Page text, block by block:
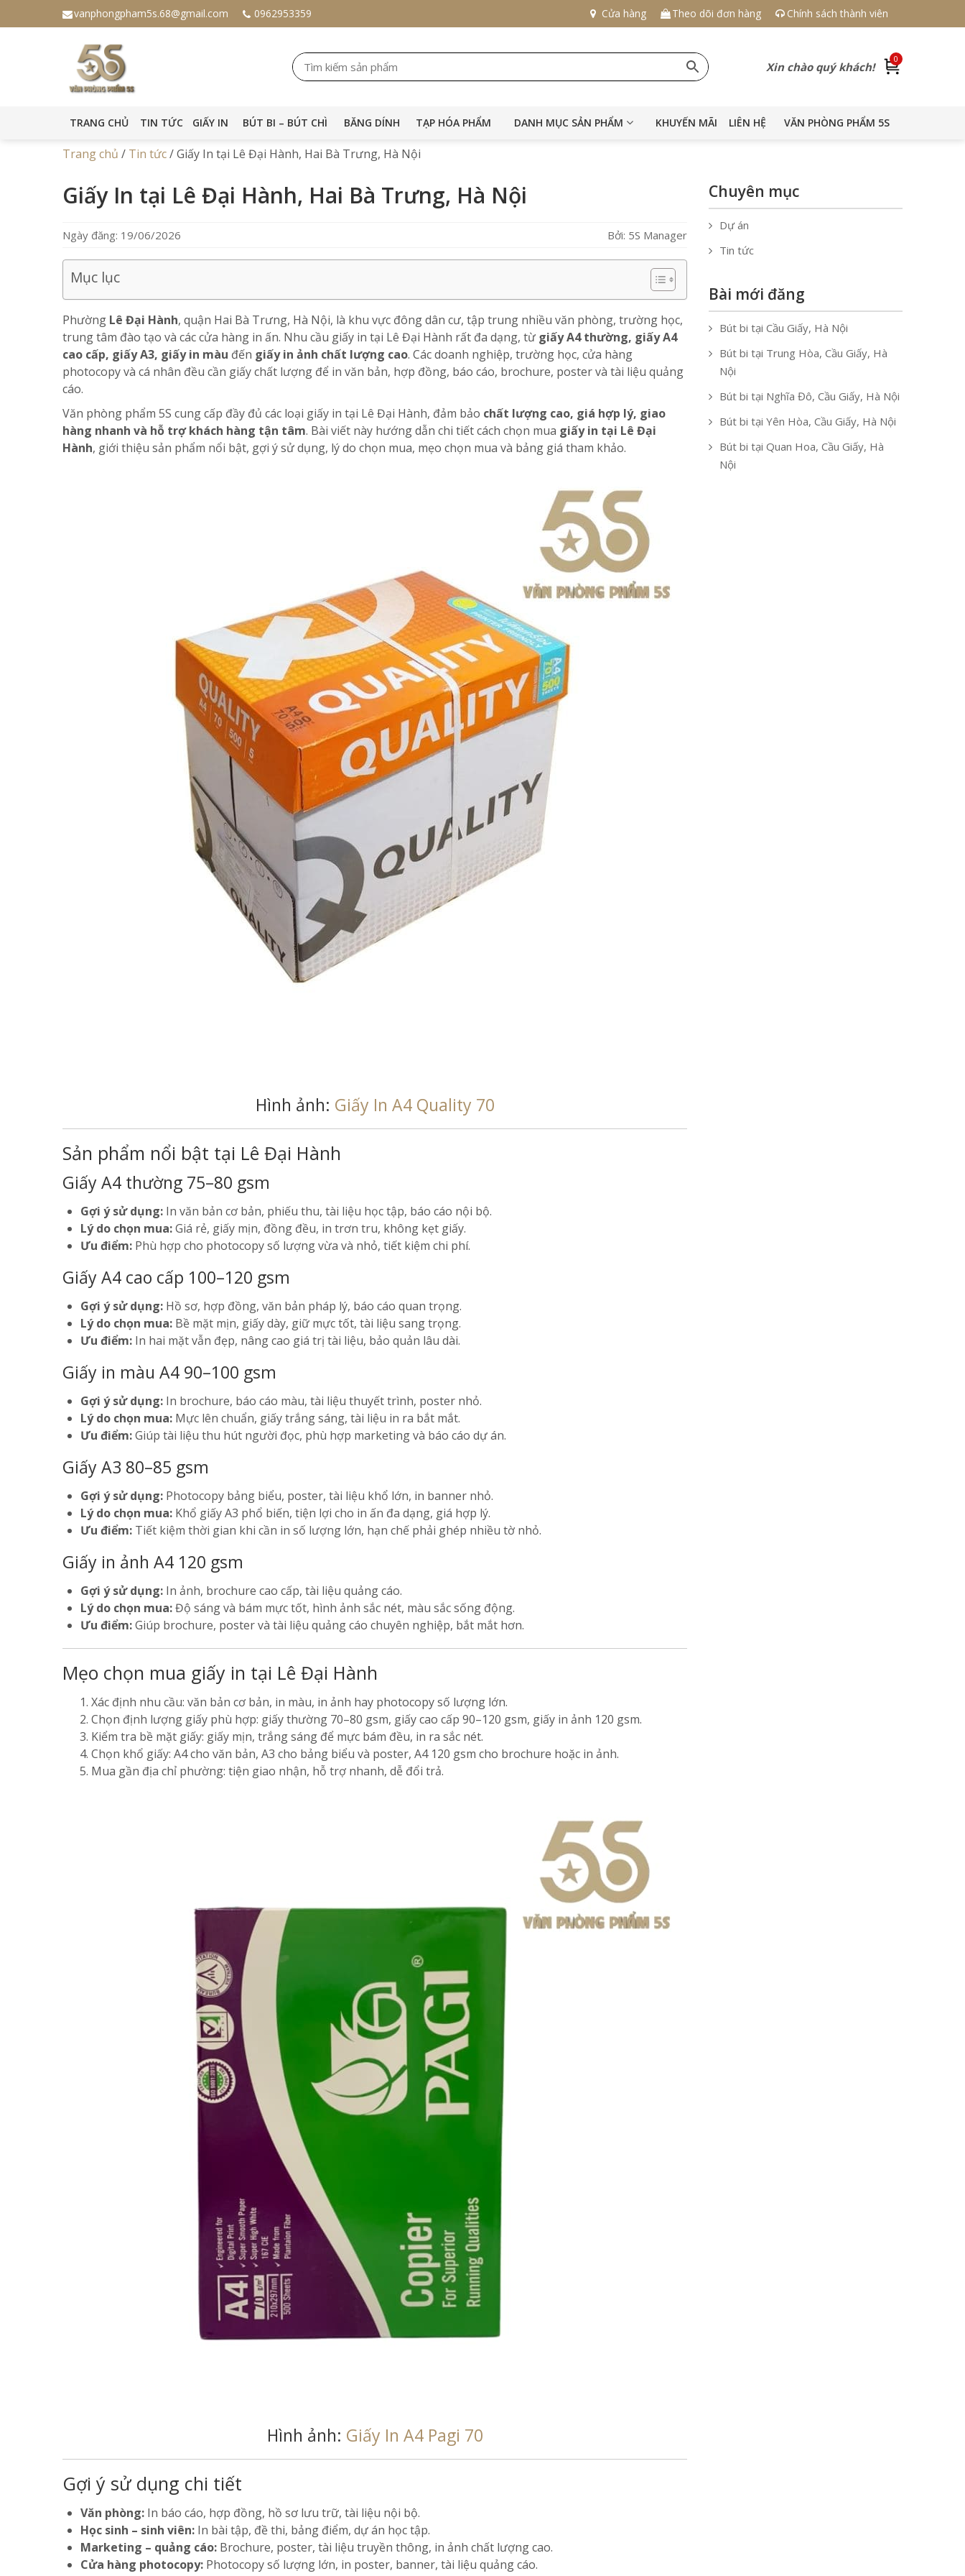
vanphongpham5s.68@gmail.com 0962953359 Cửa hàng Theo dõi đơn hàng Chính sách thành viên
Xin chào quý khách!
0
TRANG CHỦ TIN TỨC GIẤY IN BÚT BI – BÚT CHÌ BĂNG DÍNH TẠP HÓA PHẨM DANH MỤC SẢN PHẨM KHUYẾN MÃI LIÊN HỆ VĂN PHÒNG PHẨM 5S
Trang chủ / Tin tức/Giấy In tại Lê Đại Hành, Hai Bà Trưng, Hà Nội
Giấy In tại Lê Đại Hành, Hai Bà Trưng, Hà Nội
Ngày đăng: 19/06/2026 Bởi: 5S Manager
Mục lục
Phường Lê Đại Hành, quận Hai Bà Trưng, Hà Nội, là khu vực đông dân cư, tập trung nhiều văn phòng, trường học,
trung tâm đào tạo và các cửa hàng in ấn. Nhu cầu giấy in tại Lê Đại Hành rất đa dạng, từ giấy A4 thường, giấy A4
cao cấp, giấy A3, giấy in màu đến giấy in ảnh chất lượng cao. Các doanh nghiệp, trường học, cửa hàng
photocopy và cá nhân đều cần giấy chất lượng để in văn bản, hợp đồng, báo cáo, brochure, poster và tài liệu quảng
cáo.
Văn phòng phẩm 5S cung cấp đầy đủ các loại giấy in tại Lê Đại Hành, đảm bảo chất lượng cao, giá hợp lý, giao
hàng nhanh và hỗ trợ khách hàng tận tâm. Bài viết này hướng dẫn chi tiết cách chọn mua giấy in tại Lê Đại
Hành, giới thiệu sản phẩm nổi bật, gợi ý sử dụng, lý do chọn mua, mẹo chọn mua và bảng giá tham khảo.
Hình ảnh: Giấy In A4 Quality 70
Sản phẩm nổi bật tại Lê Đại Hành
Giấy A4 thường 75–80 gsm
Gợi ý sử dụng: In văn bản cơ bản, phiếu thu, tài liệu học tập, báo cáo nội bộ.
Lý do chọn mua:Giá rẻ, giấy mịn, đồng đều, in trơn tru, không kẹt giấy.
Ưu điểm: Phù hợp cho photocopy số lượng vừa và nhỏ, tiết kiệm chi phí.
Giấy A4 cao cấp 100–120 gsm
Gợi ý sử dụng: Hồ sơ, hợp đồng, văn bản pháp lý, báo cáo quan trọng.
Lý do chọn mua: Bề mặt mịn, giấy dày, giữ mực tốt, tài liệu sang trọng.
Ưu điểm: In hai mặt vẫn đẹp, nâng cao giá trị tài liệu, bảo quản lâu dài.
Giấy in màu A4 90–100 gsm
Gợi ý sử dụng: In brochure, báo cáo màu, tài liệu thuyết trình, poster nhỏ.
Lý do chọn mua: Mực lên chuẩn, giấy trắng sáng, tài liệu in ra bắt mắt.
Ưu điểm:Giúp tài liệu thu hút người đọc, phù hợp marketing và báo cáo dự án.
Giấy A3 80–85 gsm
Gợi ý sử dụng: Photocopy bảng biểu, poster, tài liệu khổ lớn, in banner nhỏ.
Lý do chọn mua: Khổ giấy A3 phổ biến, tiện lợi cho in ấn đa dạng, giá hợp lý.
Ưu điểm: Tiết kiệm thời gian khi cần in số lượng lớn, hạn chế phải ghép nhiều tờ nhỏ.
Giấy in ảnh A4 120 gsm
Gợi ý sử dụng: In ảnh, brochure cao cấp, tài liệu quảng cáo.
Lý do chọn mua:Độ sáng và bám mực tốt, hình ảnh sắc nét, màu sắc sống động.
Ưu điểm:Giúp brochure, poster và tài liệu quảng cáo chuyên nghiệp, bắt mắt hơn.
Mẹo chọn mua giấy in tại Lê Đại Hành
Xác định nhu cầu: văn bản cơ bản, in màu, in ảnh hay photocopy số lượng lớn.
Chọn định lượng giấy phù hợp: giấy thường 70–80 gsm, giấy cao cấp 90–120 gsm, giấy in ảnh 120 gsm.
Kiểm tra bề mặt giấy: giấy mịn, trắng sáng để mực bám đều, in ra sắc nét.
Chọn khổ giấy: A4 cho văn bản, A3 cho bảng biểu và poster, A4 120 gsm cho brochure hoặc in ảnh.
Mua gần địa chỉ phường: tiện giao nhận, hỗ trợ nhanh, dễ đổi trả.
Hình ảnh: Giấy In A4 Pagi 70
Gợi ý sử dụng chi tiết
Văn phòng: In báo cáo, hợp đồng, hồ sơ lưu trữ, tài liệu nội bộ.
Học sinh – sinh viên: In bài tập, đề thi, bảng điểm, dự án học tập.
Marketing – quảng cáo: Brochure, poster, tài liệu truyền thông, in ảnh chất lượng cao.
Cửa hàng photocopy: Photocopy số lượng lớn, in poster, banner, tài liệu quảng cáo.
Chuyên mục
Dự án
Tin tức
Bài mới đăng
Bút bi tại Cầu Giấy, Hà Nội
Bút bi tại Trung Hòa, Cầu Giấy, Hà
Nội
Bút bi tại Nghĩa Đô, Cầu Giấy, Hà Nội
Bút bi tại Yên Hòa, Cầu Giấy, Hà Nội
Bút bi tại Quan Hoa, Cầu Giấy, Hà
Nội